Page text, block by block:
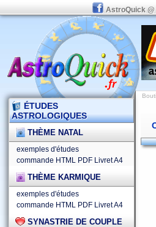
AstroQuick
ÉTUDES
ASTROLOGIQUES
THÈME NATAL
exemples d'études
commande HTML PDF Livret A4
THÈME KARMIQUE
exemples d'études
commande HTML PDF Livret A4
SYNASTRIE DE COUPLE